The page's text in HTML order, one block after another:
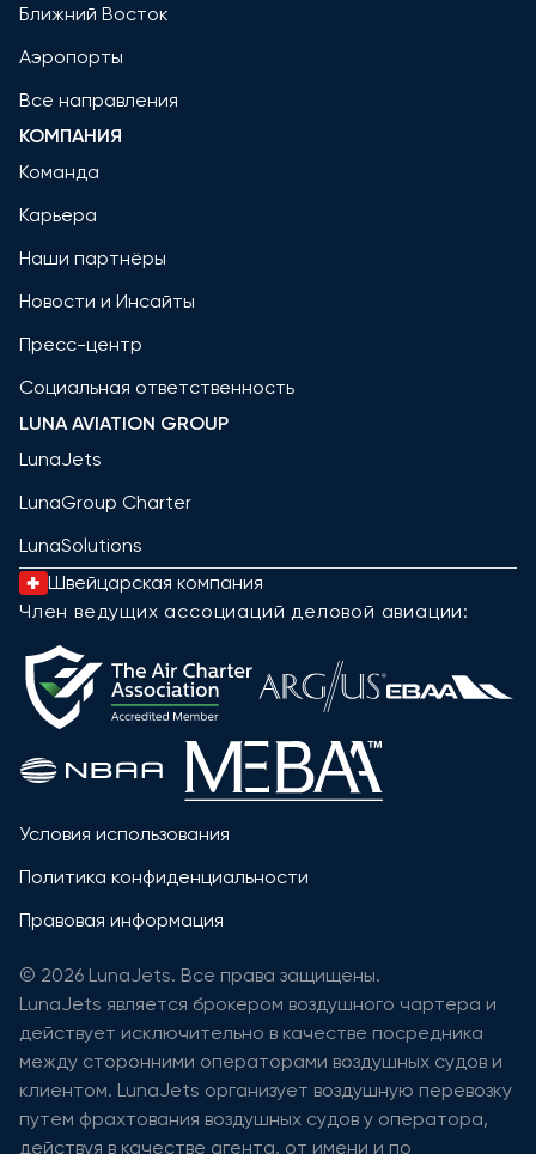
Ближний Восток
Аэропорты
Все направления
КОМПАНИЯ
Команда
Карьера
Наши партнёры
Новости и Инсайты
Пресс-центр
Социальная ответственность
LUNA AVIATION GROUP
LunaJets
LunaGroup Charter
LunaSolutions
Швейцарская компания
Член ведущих ассоциаций деловой авиации:
Условия использования
Политика конфиденциальности
Правовая информация
© 2026 LunaJets. Все права защищены.
LunaJets является брокером воздушного чартера и
действует исключительно в качестве посредника
между сторонними операторами воздушных судов и
клиентом. LunaJets организует воздушную перевозку
путем фрахтования воздушных судов у оператора,
действуя в качестве агента, от имени и по